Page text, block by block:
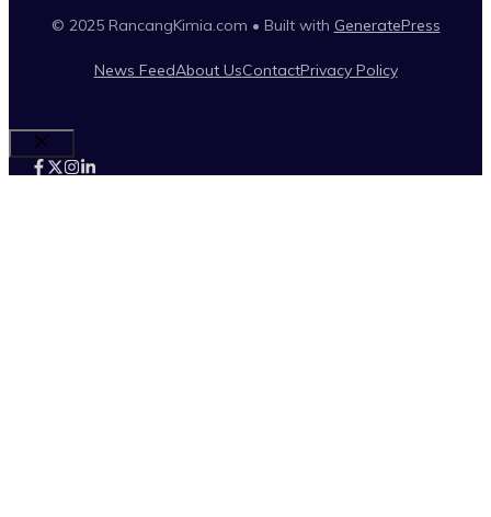
© 2025 RancangKimia.com • Built with GeneratePress
News FeedAbout UsContactPrivacy Policy
Close